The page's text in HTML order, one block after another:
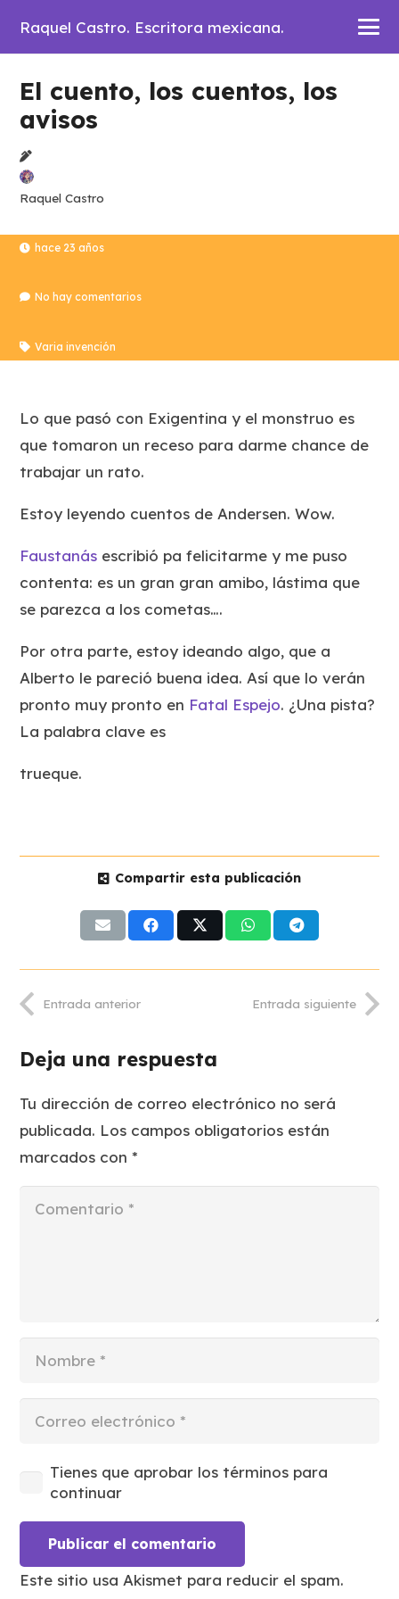
Raquel Castro. Escritora mexicana.
El cuento, los cuentos, los
avisos
Raquel Castro
hace 23 años
No hay comentarios
Varia invención
Lo que pasó con Exigentina y el monstruo es
que tomaron un receso para darme chance de
trabajar un rato.
Estoy leyendo cuentos de Andersen. Wow.
Faustanás escribió pa felicitarme y me puso
contenta: es un gran gran amibo, lástima que
se parezca a los cometas….
Por otra parte, estoy ideando algo, que a
Alberto le pareció buena idea. Así que lo verán
pronto muy pronto en Fatal Espejo. ¿Una pista?
La palabra clave es
trueque.
Compartir esta publicación
Entrada anterior Entrada siguiente
Deja una respuesta
Tu dirección de correo electrónico no será
publicada. Los campos obligatorios están
marcados con*
Tienes que aprobar los términos para
continuar
Publicar el comentario
Este sitio usa Akismet para reducir el spam.